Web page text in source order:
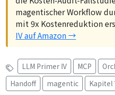
magentischer Workflow
mit 9x Kostenreduktion
IV auf Amazon →
LLM Primer IV MCP
Handoff
magentic Kapitel